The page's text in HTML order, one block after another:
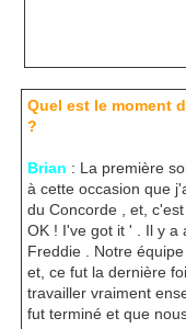
Quel est le moment
?
Brian : La première
à cette occasion que
du Concorde , et,
OK ! I've got it ' . Il y a
Freddie . Notre
et, ce fut la dernière
travailler vraiment
fut terminé et que